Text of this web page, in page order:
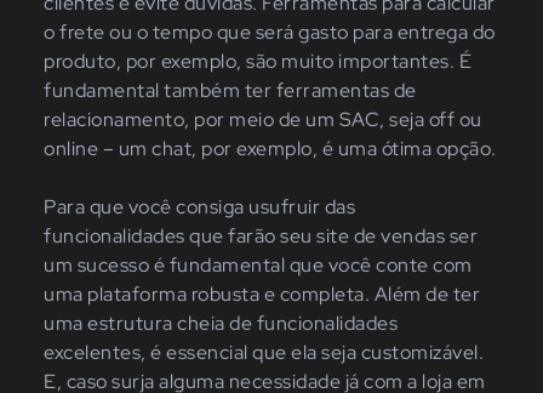
o frete ou o tempo que será gasto para entrega do
produto, por exemplo, são muito importantes. É
fundamental também ter ferramentas de
relacionamento, por meio de um SAC, seja off ou
online – um chat, por exemplo, é uma ótima opção.
Para que você consiga usufruir das
funcionalidades que farão seu site de vendas ser
um sucesso é fundamental que você conte com
uma plataforma robusta e completa. Além de ter
uma estrutura cheia de funcionalidades
excelentes, é essencial que ela seja customizável.
E, caso surja alguma necessidade já com a loja em